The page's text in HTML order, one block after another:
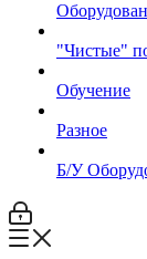
"Чистые"
Обучение
Разное
Б/У